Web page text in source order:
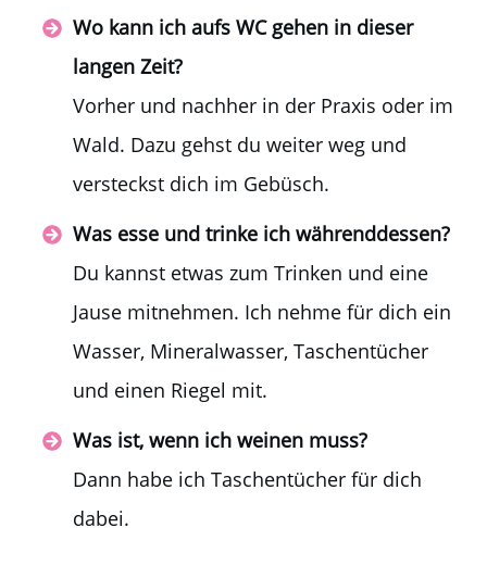
Wo kann ich aufs WC gehen in dieser
langen Zeit?
Vorher und nachher in der Praxis oder im
Wald. Dazu gehst du weiter weg und
versteckst dich im Gebüsch.
Was esse und trinke ich währenddessen?
Du kannst etwas zum Trinken und eine
Jause mitnehmen. Ich nehme für dich ein
Wasser, Mineralwasser, Taschentücher
und einen Riegel mit.
Was ist, wenn ich weinen muss?
Dann habe ich Taschentücher für dich
dabei.